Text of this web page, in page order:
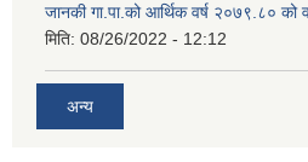
जानकी गा.पा.को आर्थिक वर्ष २०७९.८० को
मिति: 08/26/2022 - 12:12
अन्य